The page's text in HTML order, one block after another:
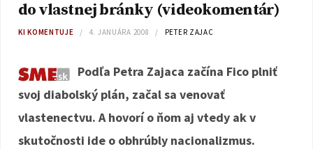
do vlastnej bránky (videokomentár)
KI KOMENTUJE 4. JANUÁRA 2008 PETER ZAJAC
Podľa Petra Zajaca začína Fico plniť
svoj diabolský plán, začal sa venovať
vlastenectvu. A hovorí o ňom aj vtedy ak v
skutočnosti ide o obhrúbly nacionalizmus.